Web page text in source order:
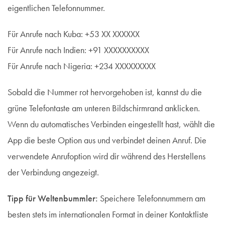
eigentlichen Telefonnummer.
Für Anrufe nach Kuba: +53 XX XXXXXX
Für Anrufe nach Indien: +91 XXXXXXXXXX
Für Anrufe nach Nigeria: +234 XXXXXXXXX
Sobald die Nummer rot hervorgehoben ist, kannst du die
grüne Telefontaste am unteren Bildschirmrand anklicken.
Wenn du automatisches Verbinden eingestellt hast, wählt die
App die beste Option aus und verbindet deinen Anruf. Die
verwendete Anrufoption wird dir während des Herstellens
der Verbindung angezeigt.
Tipp für Weltenbummler: Speichere Telefonnummern am
besten stets im internationalen Format in deiner Kontaktliste